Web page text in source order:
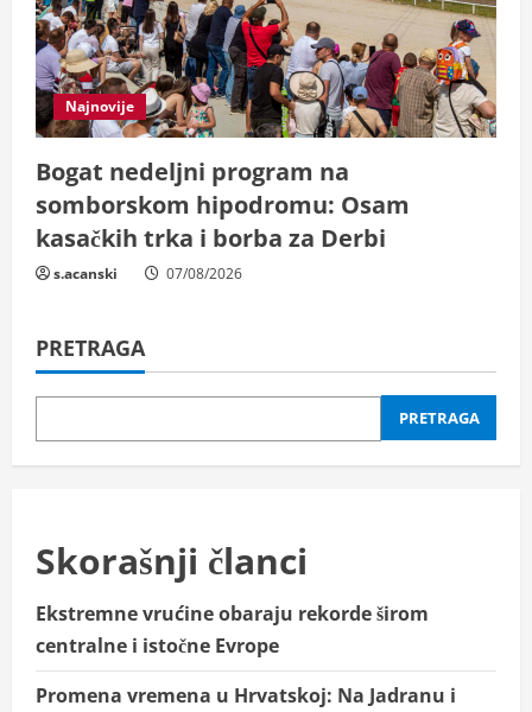
Najnovije
Bogat nedeljni program na
somborskom hipodromu: Osam
kasačkih trka i borba za Derbi
s.acanski 07/08/2026
PRETRAGA
PRETRAGA
Skorašnji članci
Ekstremne vrućine obaraju rekorde širom
centralne i istočne Evrope
Promena vremena u Hrvatskoj: Na Jadranu i